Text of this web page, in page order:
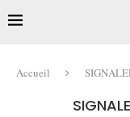
Accueil